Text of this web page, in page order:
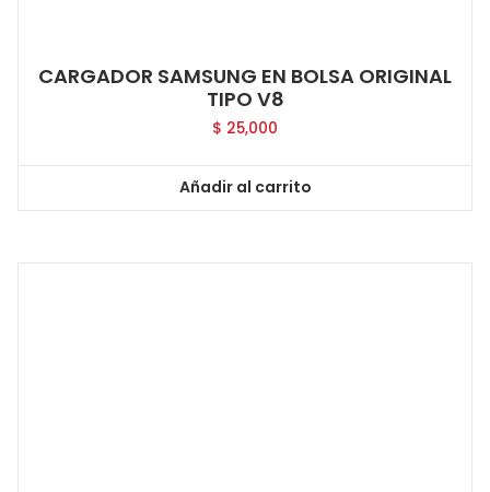
CARGADOR SAMSUNG EN BOLSA ORIGINAL
TIPO V8
$ 25,000
Añadir al carrito